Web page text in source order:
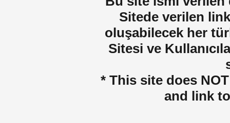
Sitede verilen
oluşabilecek her
Sitesi ve
* This site does
and link